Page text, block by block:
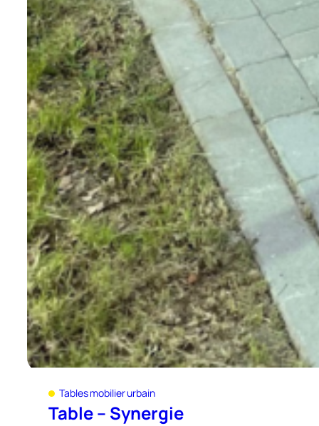
Tables mobilier urbain
Table – Synergie